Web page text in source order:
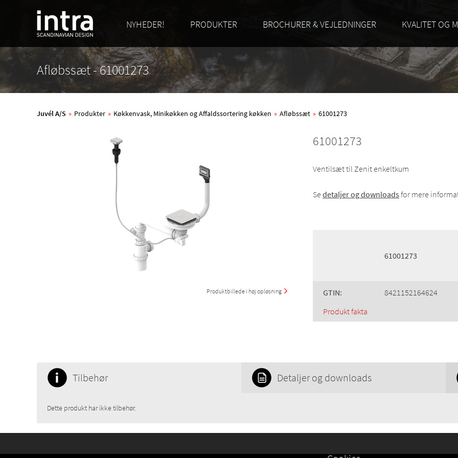
NYHEDER! PRODUKTER BROCHURER & VEJLEDNINGER KVALITET OG
Afløbssæt - 61001273
Juvél A/S » Produkter » Køkkenvask, Minikøkken og Affaldssortering køkken » Afløbssæt » 61001273
Produktbillede i høj opløsning
61001273
Ventilsæt til Zenit enkeltkum
Se detaljer og downloads for mere
61001273
GTIN:
8421152164624
Produkt fakta
Tilbehør
Dette produkt har ikke tilbehør.
Detaljer og downloads